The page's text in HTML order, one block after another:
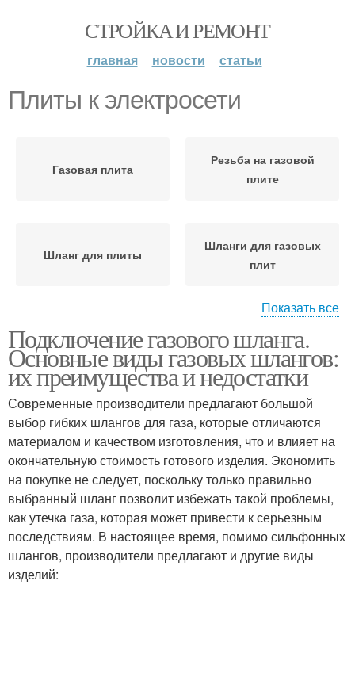
СТРОЙКА И РЕМОНТ
главная новости статьи
Плиты к электросети
Газовая плита
Резьба на газовой
плите
Шланг для плиты
Шланги для газовых
плит
Плита к баллону Старая плита
Новая плита
Показать все
Подключение газового шланга.
Основные виды газовых шлангов:
их преимущества и недостатки
Современные производители предлагают большой
выбор гибких шлангов для газа, которые отличаются
материалом и качеством изготовления, что и влияет на
окончательную стоимость готового изделия. Экономить
на покупке не следует, поскольку только правильно
выбранный шланг позволит избежать такой проблемы,
как утечка газа, которая может привести к серьезным
последствиям. В настоящее время, помимо сильфонных
шлангов, производители предлагают и другие виды
изделий: